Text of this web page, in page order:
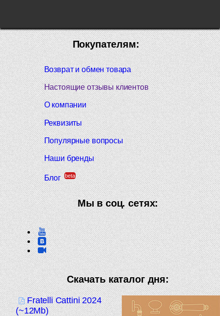
Покупателям:
Возврат и обмен товара
Настоящие отзывы клиентов
О компании
Реквизиты
Популярные вопросы
Наши бренды
Блог beta
Мы в соц. сетях:
Скачать каталог дня:
Fratelli Cattini 2024
(~12Mb)